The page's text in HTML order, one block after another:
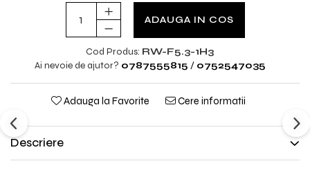
ADAUGA IN COS
Cod Produs: RW-F5.3-1H3
Ai nevoie de ajutor? 0787555815 / 0752547035
Adauga la Favorite Cere informatii
Descriere